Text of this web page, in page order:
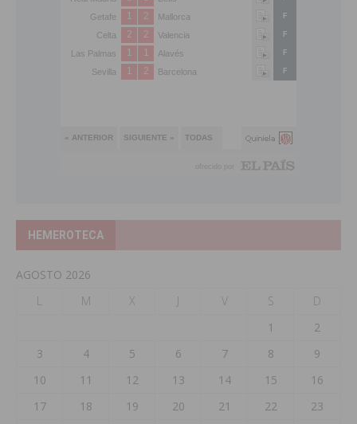
HEMEROTECA
AGOSTO 2026
L
M X J V S
D
1
2
3
4 5 6 7 8
9
10
11 12 13 14 15
16
17
18 19 20 21 22
23